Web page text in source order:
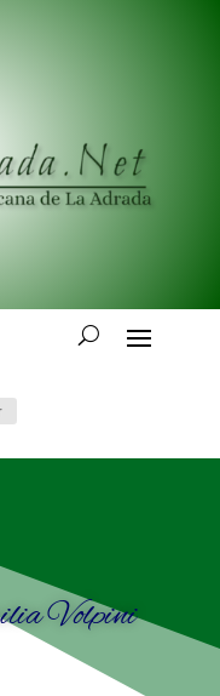
Volpini